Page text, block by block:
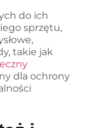
do ich
sprzętu,
takie jak
dla ochrony